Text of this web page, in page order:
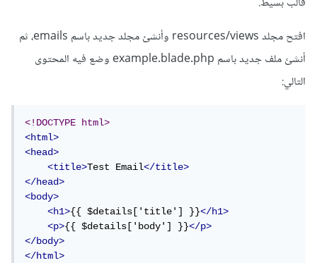
افتح مجلد resources/views وأنشئ مجلد جديد باسم emails، ثم
أنشئ ملف جديد باسم example.blade.php وضع فيه المحتوى
التالي:
<!DOCTYPE html>
<html>
<head>
<title>Test Email</title>
</head>
<body>
<h1>{{ $details['title'] }}</h1>
<p>{{ $details['body'] }}</p>
</body>
</html>